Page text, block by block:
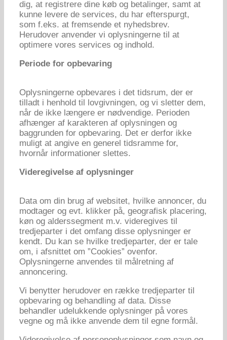
dig, at registrere dine køb og betalinger, samt at
kunne levere de services, du har efterspurgt,
som f.eks. at fremsende et nyhedsbrev.
Herudover anvender vi oplysningerne til at
optimere vores services og indhold.
Periode for opbevaring
Oplysningerne opbevares i det tidsrum, der er
tilladt i henhold til lovgivningen, og vi sletter dem,
når de ikke længere er nødvendige. Perioden
afhænger af karakteren af oplysningen og
baggrunden for opbevaring. Det er derfor ikke
muligt at angive en generel tidsramme for,
hvornår informationer slettes.
Videregivelse af oplysninger
Data om din brug af websitet, hvilke annoncer, du
modtager og evt. klikker på, geografisk placering,
køn og alderssegment m.v. videregives til
tredjeparter i det omfang disse oplysninger er
kendt. Du kan se hvilke tredjeparter, der er tale
om, i afsnittet om ”Cookies” ovenfor.
Oplysningerne anvendes til målretning af
annoncering.
Vi benytter herudover en række tredjeparter til
opbevaring og behandling af data. Disse
behandler udelukkende oplysninger på vores
vegne og må ikke anvende dem til egne formål.